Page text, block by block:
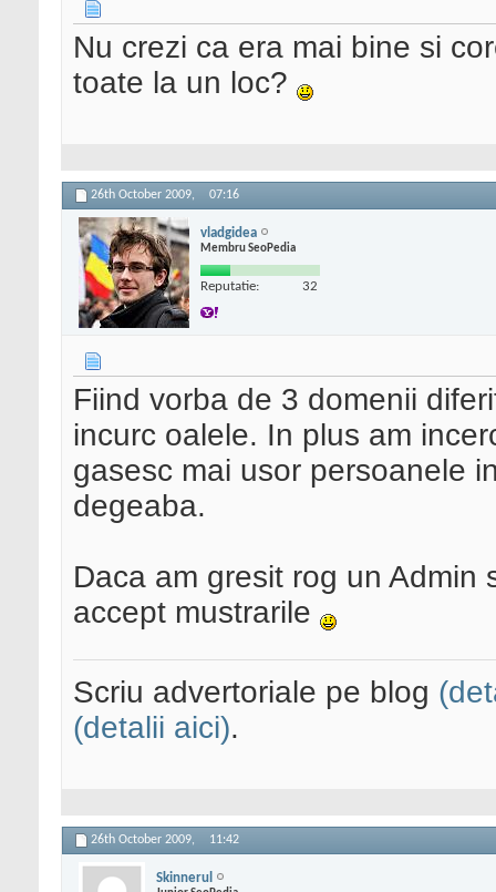
Nu crezi ca era mai bine si
toate la un loc?
26th October 2009, 07:16
vladgidea
Membru SeoPedia
Reputatie: 32
Fiind vorba de 3 domenii
incurc oalele. In plus am
gasesc mai usor persoanele
degeaba.
Daca am gresit rog un Admin
accept mustrarile
Scriu advertoriale pe blog
(detalii aici).
26th October 2009, 11:42
Skinnerul